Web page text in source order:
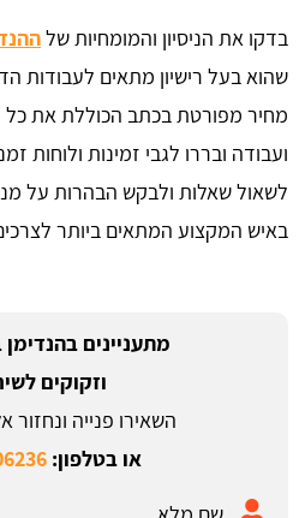
בדקו את הניסיון והמומחיות של
שהוא בעל רישיון מתאים לעבודות
מחיר מפורטת בכתב הכוללת את כל
ועבודה ובררו לגבי זמינות ולוחות
לשאול שאלות ולבקש הבהרות על
באיש המקצוע המתאים ביותר
מתעניינים
וזקוקים
השאירו פנייה
או בטלפון: